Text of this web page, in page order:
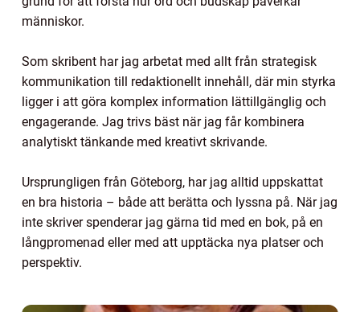
människor.
Som skribent har jag arbetat med allt från strategisk
kommunikation till redaktionellt innehåll, där min styrka
ligger i att göra komplex information lättillgänglig och
engagerande. Jag trivs bäst när jag får kombinera
analytiskt tänkande med kreativt skrivande.
Ursprungligen från Göteborg, har jag alltid uppskattat
en bra historia – både att berätta och lyssna på. När jag
inte skriver spenderar jag gärna tid med en bok, på en
långpromenad eller med att upptäcka nya platser och
perspektiv.